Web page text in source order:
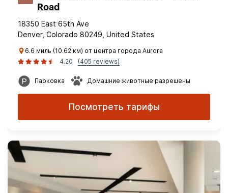
Road
18350 East 65th Ave
Denver, Colorado 80249, United States
6.6 миль (10.62 км) от центра города Aurora
4.20
(405 reviews)
Парковка Домашние животные разрешены
Посмотреть тарифы